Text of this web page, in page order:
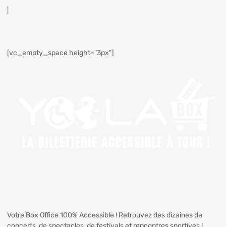
[vc_empty_space height="3px"]
Votre Box Office 100% Accessible ! Retrouvez des dizaines de